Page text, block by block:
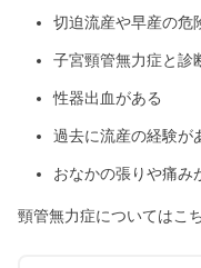
切迫流産や早産の危
子宮頸管無力症と診
性器出血がある
過去に流産の経験が
おなかの張りや痛み
頸管無力症についてはこ